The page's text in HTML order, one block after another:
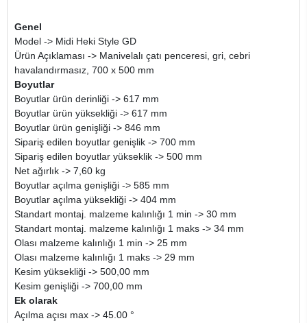
Genel
Model -> Midi Heki Style GD
Ürün Açıklaması -> Manivelalı çatı penceresi, gri, cebri
havalandırmasız, 700 x 500 mm
Boyutlar
Boyutlar ürün derinliği -> 617 mm
Boyutlar ürün yüksekliği -> 617 mm
Boyutlar ürün genişliği -> 846 mm
Sipariş edilen boyutlar genişlik -> 700 mm
Sipariş edilen boyutlar yükseklik -> 500 mm
Net ağırlık -> 7,60 kg
Boyutlar açılma genişliği -> 585 mm
Boyutlar açılma yüksekliği -> 404 mm
Standart montaj. malzeme kalınlığı 1 min -> 30 mm
Standart montaj. malzeme kalınlığı 1 maks -> 34 mm
Olası malzeme kalınlığı 1 min -> 25 mm
Olası malzeme kalınlığı 1 maks -> 29 mm
Kesim yüksekliği -> 500,00 mm
Kesim genişliği -> 700,00 mm
Ek olarak
Açılma açısı max -> 45.00 °